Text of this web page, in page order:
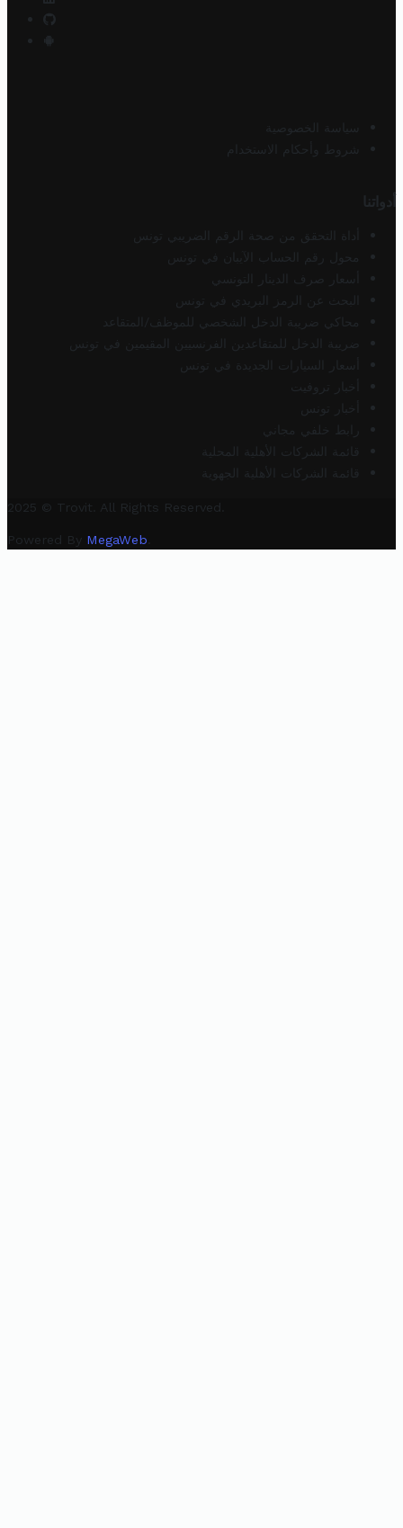
سياسة الخصوصية
شروط وأحكام الاستخدام
أدواتنا
أداة التحقق من صحة الرقم الضريبي تونس
محول رقم الحساب الآيبان في تونس
أسعار صرف الدينار التونسي
البحث عن الرمز البريدي في تونس
محاكي ضريبة الدخل الشخصي للموظف/المتقاعد
ضريبة الدخل للمتقاعدين الفرنسيين المقيمين في تونس
أسعار السيارات الجديدة في تونس
أخبار تروفيت
أخبار تونس
رابط خلفي مجاني
قائمة الشركات الأهلية المحلية
قائمة الشركات الأهلية الجهوية
2025 © Trovit. All Rights Reserved.
Powered By MegaWeb